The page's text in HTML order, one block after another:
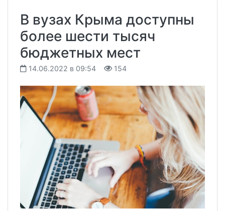
В вузах Крыма доступны
более шести тысяч
бюджетных мест
14.06.2022 в 09:54 154